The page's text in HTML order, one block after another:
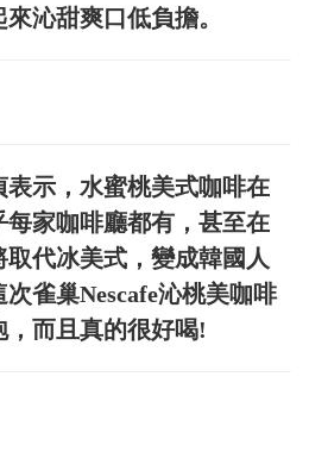
沁甜爽口低負擔。
示，水蜜桃美式咖啡在
家咖啡廳都有，甚至在
代冰美式，變成韓國人
雀巢Nescafe沁桃美咖啡
而且真的很好喝!